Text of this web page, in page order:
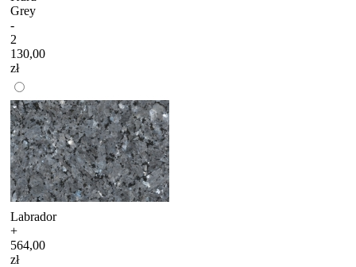
Grey
-
2
130,00
zł
Labrador
+
564,00
zł